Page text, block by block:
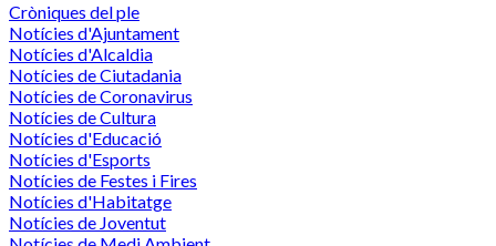
Cròniques del ple
Notícies d'Ajuntament
Notícies d'Alcaldia
Notícies de Ciutadania
Notícies de Coronavirus
Notícies de Cultura
Notícies d'Educació
Notícies d'Esports
Notícies de Festes i Fires
Notícies d'Habitatge
Notícies de Joventut